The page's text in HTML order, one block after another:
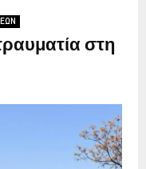
στη